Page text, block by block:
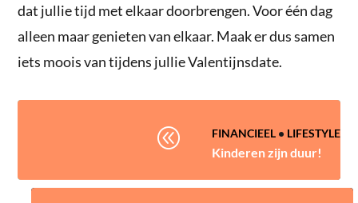
dat jullie tijd met elkaar doorbrengen. Voor één dag
alleen maar genieten van elkaar. Maak er dus samen
iets moois van tijdens jullie Valentijnsdate.
@ FINANCIEEL• LIFESTYLE
Kinderen zijn duur!